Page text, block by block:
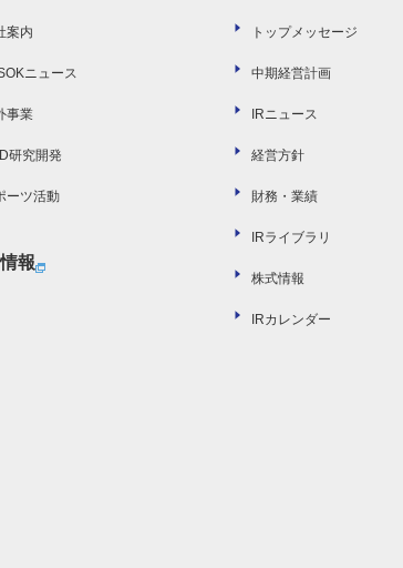
案内
ニュース
事業
研究開発
ーツ活動
報
トップメッセージ
中期経営計画
IRニュース
経営方針
財務・業績
IRライブラリ
株式情報
IRカレンダー